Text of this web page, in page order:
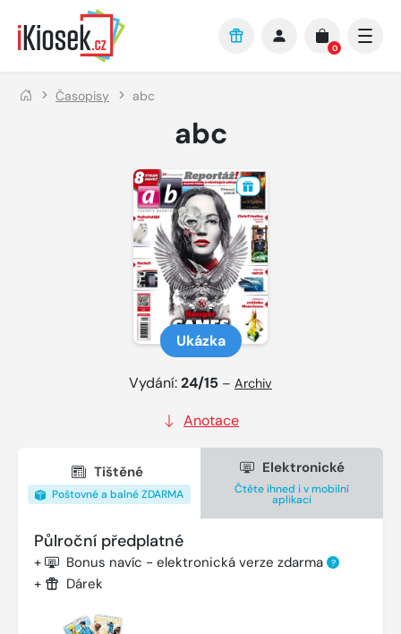
Přejít na hlavní obsah
0
Časopisy abc
abc
Ukázka
Vydání:24/15 – Archiv
Anotace
Tištěné
Poštovné a balné ZDARMA
Elektronické
Čtěte ihned i v mobilní
aplikaci
Půlroční předplatné
+ Bonus navíc - elektronická verze zdarma ?
+ Dárek